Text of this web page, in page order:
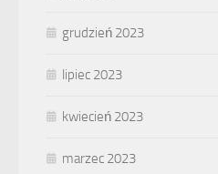
grudzień 2023
lipiec 2023
kwiecień 2023
marzec 2023